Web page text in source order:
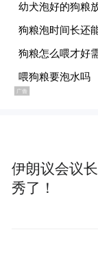
截至2025年
1.22万亿元
据介绍，今
同省发改委
2025年新开
通知》，为
伊朗议会议
秀了！